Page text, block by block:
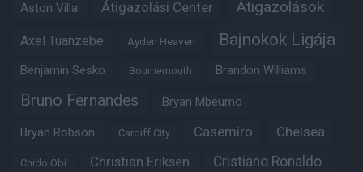
Aston Villa Átigazolási Center Átigazolások
Axel Tuanzebe Ayden Heaven Bajnokok Ligája
Benjamin Sesko Bournemouth Brandon Williams
Bruno Fernandes Bryan Mbeumo
Bryan Robson Cardiff City Casemiro Chelsea
Chido Obi Christian Eriksen Cristiano Ronaldo